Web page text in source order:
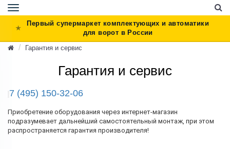
Toggle
navigation
Первый супермаркет комплектующих и автоматики
для ворот в России
Гарантия и сервис
Гарантия и сервис
7 (495) 150-32-06
Приобретение оборудования через интернет-магазин
подразумевает дальнейший самостоятельный монтаж, при этом
распространяется гарантия производителя!